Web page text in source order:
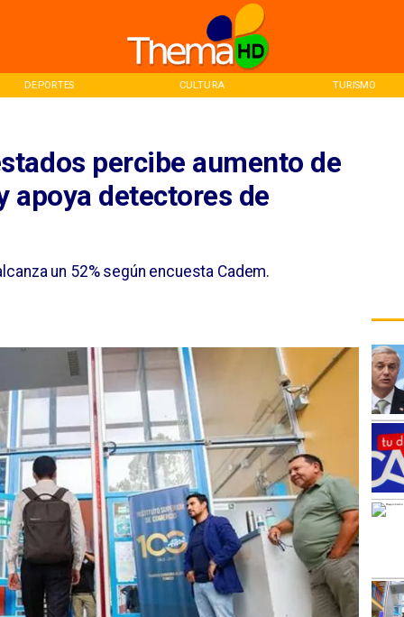
DEPORTES CULTURA TURISMO
percibe aumento de
apoya detectores de
un 52% según encuesta Cadem.